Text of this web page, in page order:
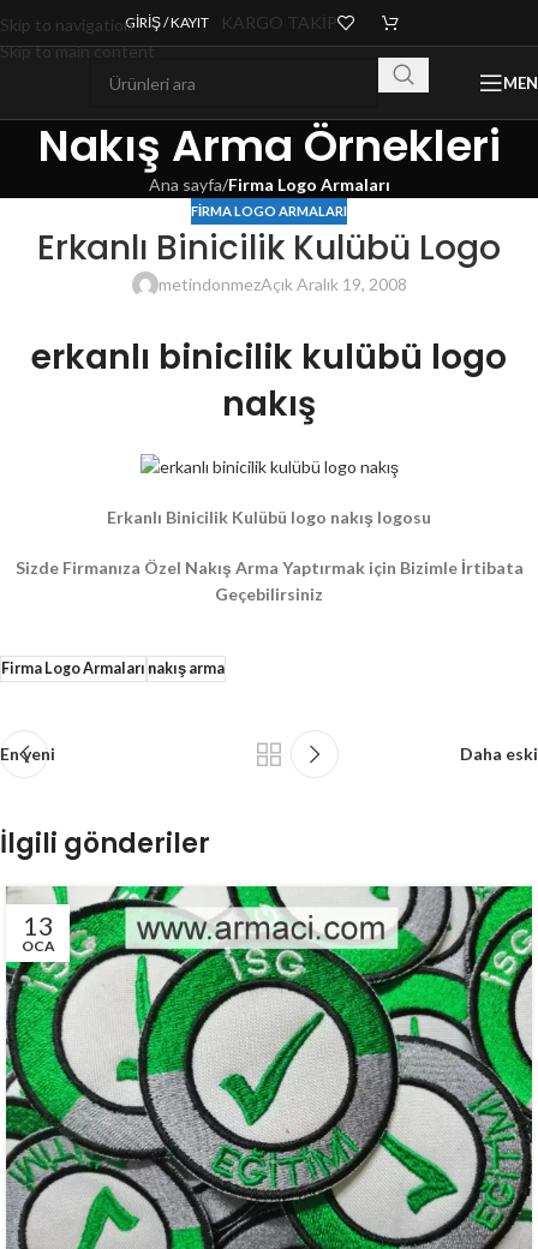
Skip to navigation
Skip to main content
GIRIŞ / KAYIT KARGO TAKİP
Nakış Arma Örnekleri
Ana sayfa/Firma Logo Armaları
FIRMA LOGO ARMALARI
Erkanlı Binicilik Kulübü Logo
metindonmezAçık Aralık 19, 2008
erkanlı binicilik kulübü logo
nakış
Erkanlı Binicilik Kulübü logo nakış logosu
Sizde Firmanıza Özel Nakış Arma Yaptırmak için Bizimle İrtibata
Geçebilirsiniz
Firma Logo Armaları nakış arma
En yeni Daha eski
İlgili gönderiler
13
OCA